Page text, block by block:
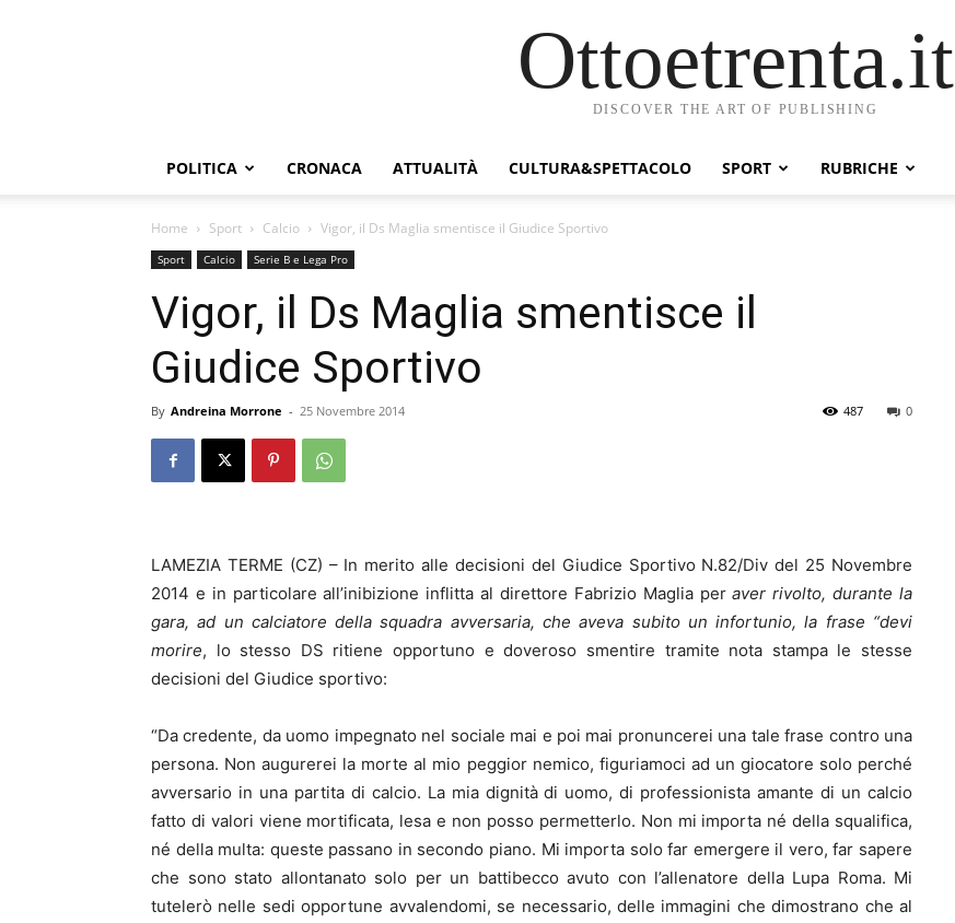
Ottoetrenta.it
DISCOVER THE ART OF PUBLISHING
POLITICA CRONACA ATTUALITÀ CULTURA&SPETTACOLO SPORT RUBRICHE
Home Sport Calcio Vigor, il Ds Maglia smentisce il Giudice Sportivo
Sport Calcio Serie B e Lega Pro
Vigor, il Ds Maglia smentisce il
Giudice Sportivo
By Andreina Morrone - 25 Novembre 2014 0
487
LAMEZIA TERME (CZ) – In merito alle decisioni del Giudice Sportivo N.82/Div del 25 Novembre
2014 e in particolare all’inibizione inflitta al direttore Fabrizio Maglia peraver rivolto, durante la
gara, ad un calciatore della squadra avversaria, che aveva subito un infortunio, la frase “devi
morire, lo stesso DS ritiene opportuno e doveroso smentire tramite nota stampa le stesse
decisioni del Giudice sportivo:
“Da credente, da uomo impegnato nel sociale mai e poi mai pronuncerei una tale frase contro una
persona. Non augurerei la morte al mio peggior nemico, figuriamoci ad un giocatore solo perché
avversario in una partita di calcio. La mia dignità di uomo, di professionista amante di un calcio
fatto di valori viene mortificata, lesa e non posso permetterlo. Non mi importa né della squalifica,
né della multa: queste passano in secondo piano. Mi importa solo far emergere il vero, far sapere
che sono stato allontanato solo per un battibecco avuto con l’allenatore della Lupa Roma. Mi
tutelerò nelle sedi opportune avvalendomi, se necessario, delle immagini che dimostrano che al